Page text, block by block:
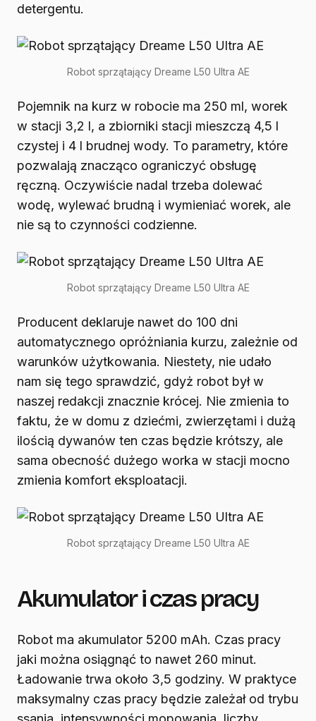
detergentu.
Robot sprzątający Dreame L50 Ultra AE
Pojemnik na kurz w robocie ma 250 ml, worek
w stacji 3,2 l, a zbiorniki stacji mieszczą 4,5 l
czystej i 4 l brudnej wody. To parametry, które
pozwalają znacząco ograniczyć obsługę
ręczną. Oczywiście nadal trzeba dolewać
wodę, wylewać brudną i wymieniać worek, ale
nie są to czynności codzienne.
Robot sprzątający Dreame L50 Ultra AE
Producent deklaruje nawet do 100 dni
automatycznego opróżniania kurzu, zależnie od
warunków użytkowania. Niestety, nie udało
nam się tego sprawdzić, gdyż robot był w
naszej redakcji znacznie krócej. Nie zmienia to
faktu, że w domu z dziećmi, zwierzętami i dużą
ilością dywanów ten czas będzie krótszy, ale
sama obecność dużego worka w stacji mocno
zmienia komfort eksploatacji.
Robot sprzątający Dreame L50 Ultra AE
Akumulator i czas pracy
Robot ma akumulator 5200 mAh. Czas pracy
jaki można osiągnąć to nawet 260 minut.
Ładowanie trwa około 3,5 godziny. W praktyce
maksymalny czas pracy będzie zależał od trybu